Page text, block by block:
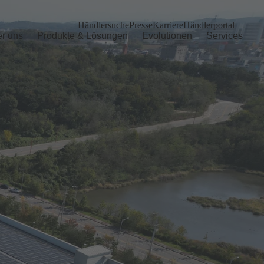
uns Produkte & Lösungen Evolutionen Services
HändlersuchePresseKarriereHändlerportal